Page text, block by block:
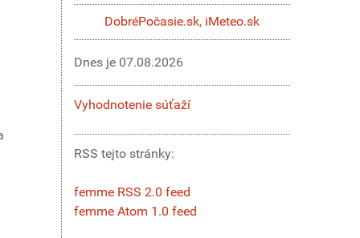
DobréPočasie.sk, iMeteo.sk
Dnes je 07.08.2026
Vyhodnotenie súťaží
RSS tejto stránky:
femme RSS 2.0 feed
femme Atom 1.0 feed